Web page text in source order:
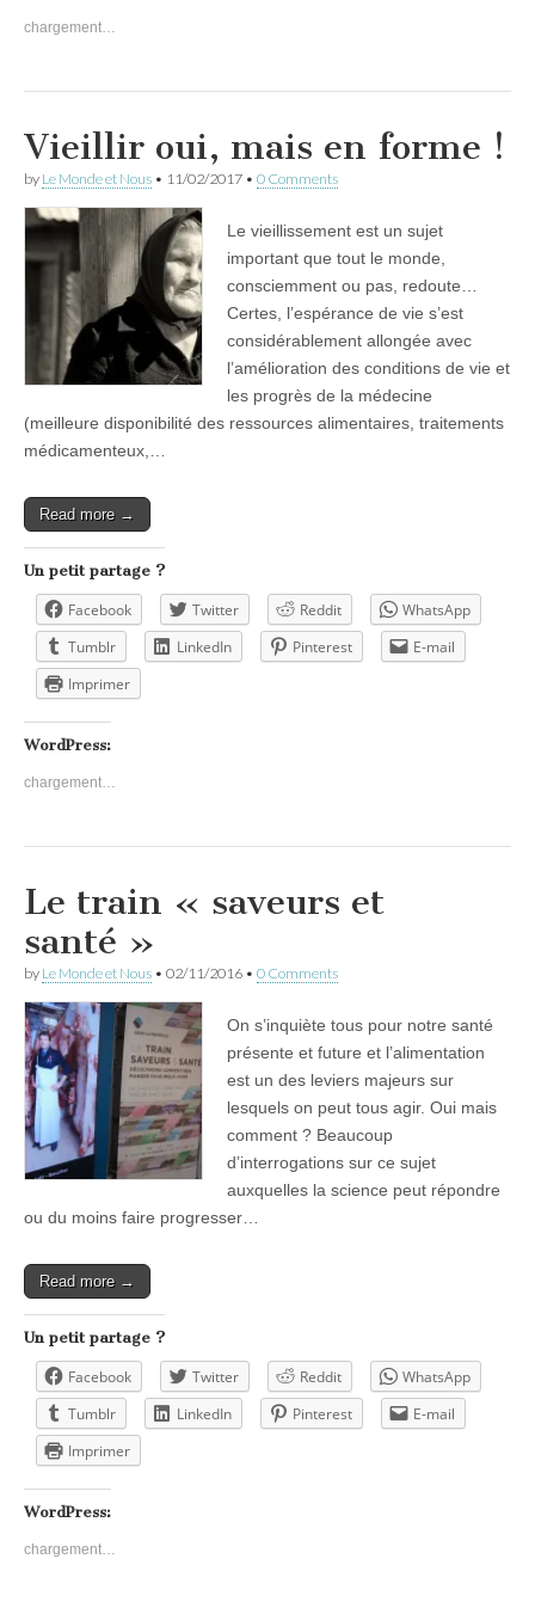
chargement…
Vieillir oui, mais en forme !
by Le Monde et Nous • 11/02/2017 • 0 Comments
Le vieillissement est un sujet
important que tout le monde,
consciemment ou pas, redoute…
Certes, l’espérance de vie s’est
considérablement allongée avec
l’amélioration des conditions de vie et
les progrès de la médecine
(meilleure disponibilité des ressources alimentaires, traitements
médicamenteux,…
Read more →
Un petit partage ?
Facebook Twitter Reddit
WhatsApp
Tumblr
LinkedIn Pinterest
E-mail
Imprimer
WordPress:
chargement…
Le train « saveurs et
santé »
by Le Monde et Nous • 02/11/2016 • 0 Comments
On s’inquiète tous pour notre santé
présente et future et l’alimentation
est un des leviers majeurs sur
lesquels on peut tous agir. Oui mais
comment ? Beaucoup
d’interrogations sur ce sujet
auxquelles la science peut répondre
ou du moins faire progresser…
Read more →
Un petit partage ?
Facebook Twitter Reddit
WhatsApp
Tumblr
LinkedIn Pinterest
E-mail
Imprimer
WordPress:
chargement…